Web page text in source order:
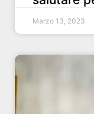
Marzo 13, 2023